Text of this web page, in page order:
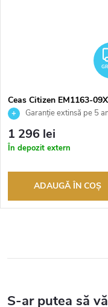
Ceas Citizen EM1163-09X
Garanție extinsă pe 5
Până la 100 de zile pentru
returnarea bunurilor. Vânzător
autorizat
1 296 lei
În depozit extern
ADAUGĂ ÎN COŞ